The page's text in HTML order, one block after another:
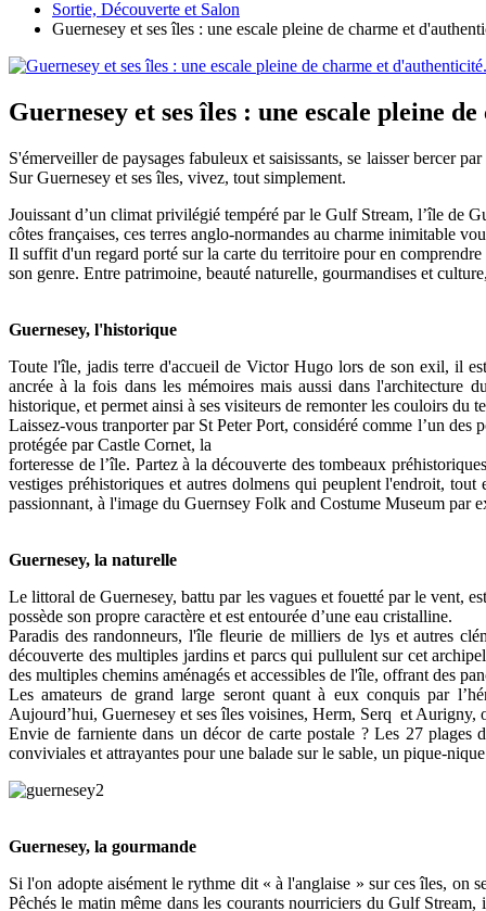
Sortie, Découverte et Salon
Guernesey et ses îles : une escale pleine de charme et
Guernesey et ses îles : une escale pleine
S'émerveiller de paysages fabuleux et saisissants, se laisser bercer
Sur Guernesey et ses îles, vivez, tout simplement.
Jouissant d’un climat privilégié tempéré par le Gulf Stream, l’île de
côtes françaises, ces terres anglo-normandes au charme inimitable
Il suffit d'un regard porté sur la carte du territoire pour en
son genre. Entre patrimoine, beauté naturelle, gourmandises et
Guernesey, l'historique
Toute l'île, jadis terre d'accueil de Victor Hugo lors de son exil, il
ancrée à la fois dans les mémoires mais aussi dans l'architecture
historique, et permet ainsi à ses visiteurs de remonter les couloirs du
Laissez-vous tranporter par St Peter Port, considéré comme l’un
protégée par Castle Cornet, la
forteresse de l’île. Partez à la découverte des tombeaux
vestiges préhistoriques et autres dolmens qui peuplent l'endroit,
passionnant, à l'image du Guernsey Folk and Costume Museum par
Guernesey, la naturelle
Le littoral de Guernesey, battu par les vagues et fouetté par le vent,
possède son propre caractère et est entourée d’une eau cristalline.
Paradis des randonneurs, l'île fleurie de milliers de lys et autres
découverte des multiples jardins et parcs qui pullulent sur cet
des multiples chemins aménagés et accessibles de l'île, offrant des
Les amateurs de grand large seront quant à eux conquis par
Aujourd’hui, Guernesey et ses îles voisines, Herm, Serq et
Envie de farniente dans un décor de carte postale ? Les 27 plages
conviviales et attrayantes pour une balade sur le sable, un pique-
Guernesey, la gourmande
Si l'on adopte aisément le rythme dit « à l'anglaise » sur ces îles, on
Pêchés le matin même dans les courants nourriciers du Gulf